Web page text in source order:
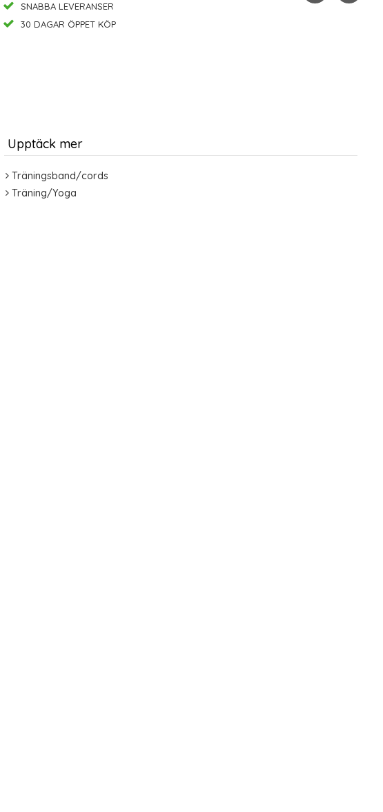
SNABBA LEVERANSER
30 DAGAR ÖPPET KÖP
Upptäck mer
Träningsband/cords
Träning/Yoga